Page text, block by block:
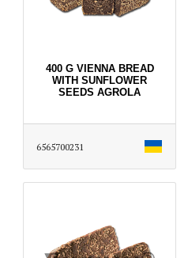
400 G VIENNA BREAD
WITH SUNFLOWER
SEEDS AGROLA
6565700231